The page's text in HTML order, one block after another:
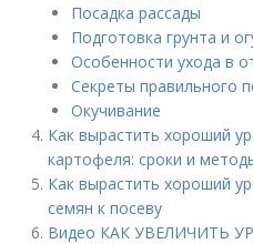
Посадка рассады
Подготовка грунта и
Особенности ухода в
Секреты правильного
Окучивание
Как вырастить хороший
картофеля: сроки и
Как вырастить хороший
семян к посеву
Видео КАК УВЕЛИЧИТЬ